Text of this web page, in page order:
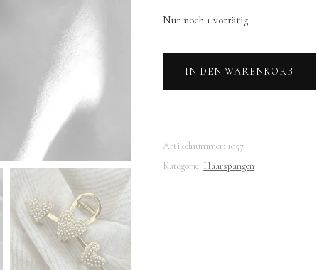
Nur noch 1 vorrätig
Valentine's
Haarspange
-
Herzen
IN DEN WARENKORB
Artikelnummer: 1057
Kategorie: Haarspangen